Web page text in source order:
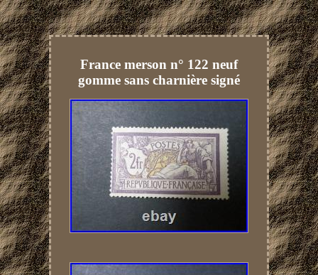
France merson n° 122 neuf
gomme sans charnière signé